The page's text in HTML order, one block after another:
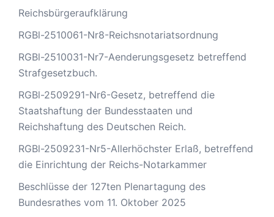
Reichsbürgeraufklärung
RGBl-2510061-Nr8-Reichsnotariatsordnung
RGBl-2510031-Nr7-Aenderungsgesetz betreffend
Strafgesetzbuch.
RGBl-2509291-Nr6-Gesetz, betreffend die
Staatshaftung der Bundesstaaten und
Reichshaftung des Deutschen Reich.
RGBl-2509231-Nr5-Allerhöchster Erlaß, betreffend
die Einrichtung der Reichs-Notarkammer
Beschlüsse der 127ten Plenartagung des
Bundesrathes vom 11. Oktober 2025